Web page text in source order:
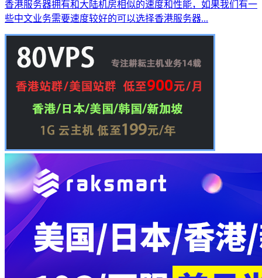
香港服务器拥有和大陆机房相似的速度和性能，如果我们有一
些中文业务需要速度较好的可以选择香港服务器...